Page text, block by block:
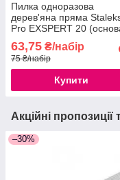
Пилка одноразова
дерев'яна пряма
Pro EXSPERT 20
50 шт.
63,75 ₴/набір
75 ₴/набір
Купити
Акційні пропозиції
–30%